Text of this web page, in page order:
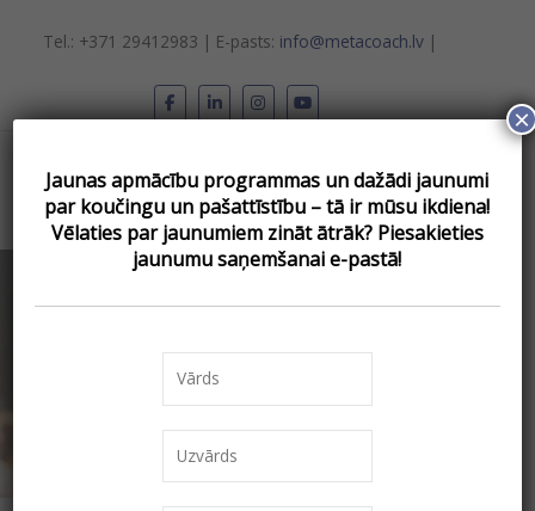
Tel.: +371 29412983 | E-pasts: info@metacoach.lv|
Main
Menu
DARBA LAPA
Mājas»
Jaunas apmācību programmas un dažādi jaunumi
par koučingu un pašattīstību – tā ir mūsu ikdiena!
Vēlаties par jaunumiem zināt ātrāk? Piesakieties
jaunumu saņemšanai e-pastā!
×